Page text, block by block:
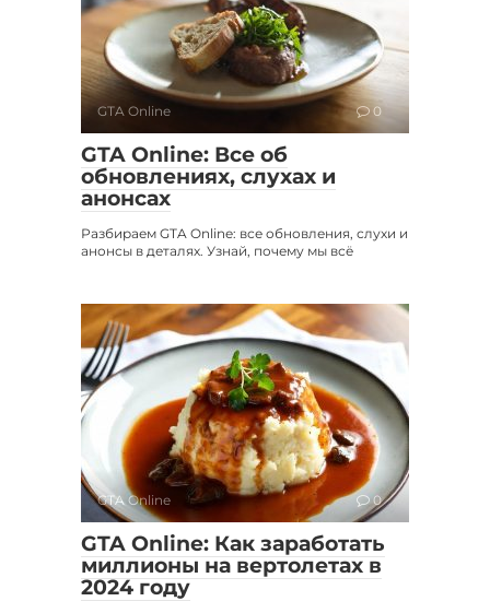
GTA Online 0
GTA Online: Все об
обновлениях, слухах и
анонсах
Разбираем GTA Online: все обновления, слухи и
анонсы в деталях. Узнай, почему мы всё
GTA Online 0
GTA Online: Как заработать
миллионы на вертолетах в
2024 году